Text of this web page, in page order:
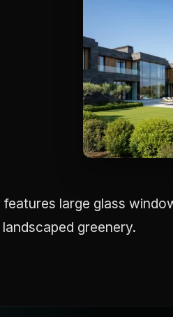
large glass
greenery.